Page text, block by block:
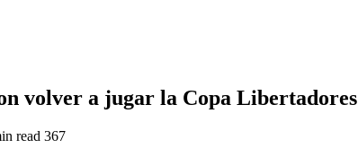
volver a jugar la Copa Libertadores
read 367